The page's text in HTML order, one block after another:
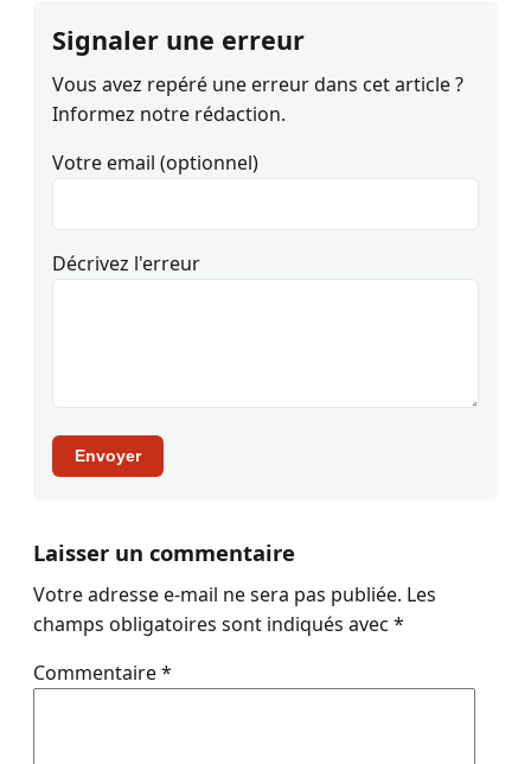
Signaler une erreur
Vous avez repéré une erreur dans cet article ?
Informez notre rédaction.
Votre email (optionnel)
Décrivez l'erreur
Envoyer
Laisser un commentaire
Votre adresse e-mail ne sera pas publiée. Les
champs obligatoires sont indiqués avec *
Commentaire*